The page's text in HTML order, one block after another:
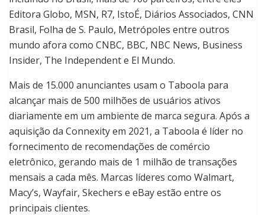
Editora Globo, MSN, R7, IstoÉ, Diários Associados, CNN
Brasil, Folha de S. Paulo, Metrópoles entre outros
mundo afora como CNBC, BBC, NBC News, Business
Insider, The Independent e El Mundo.
Mais de 15.000 anunciantes usam o Taboola para
alcançar mais de 500 milhões de usuários ativos
diariamente em um ambiente de marca segura. Após a
aquisição da Connexity em 2021, a Taboola é líder no
fornecimento de recomendações de comércio
eletrônico, gerando mais de 1 milhão de transações
mensais a cada mês. Marcas líderes como Walmart,
Macy’s, Wayfair, Skechers e eBay estão entre os
principais clientes.